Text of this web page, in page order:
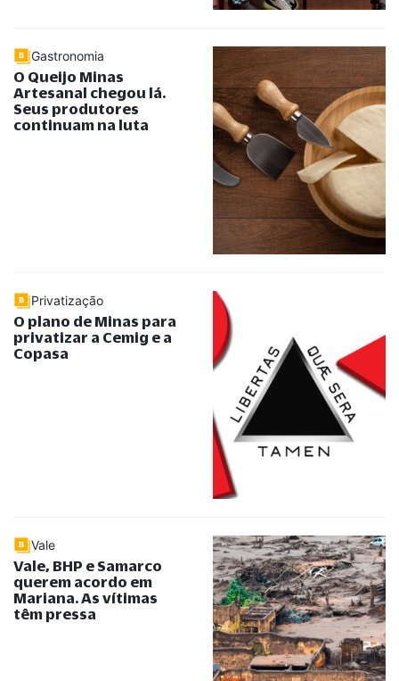
Gastronomia
O Queijo Minas
Artesanal chegou lá.
Seus produtores
continuam na luta
Privatização
O plano de Minas para
privatizar a Cemig e a
Copasa
Vale
Vale, BHP e Samarco
querem acordo em
Mariana. As vítimas
têm pressa